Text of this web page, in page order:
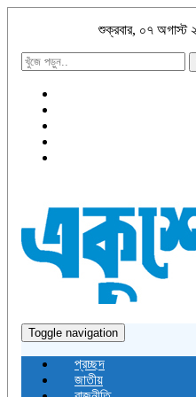
শুক্রবার, ০৭
Toggle navigation
প্রচ্ছদ
জাতীয়